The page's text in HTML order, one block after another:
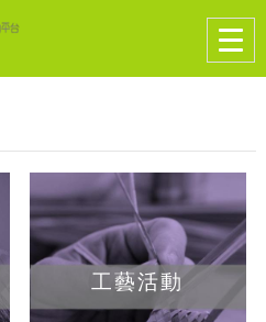
工藝活動